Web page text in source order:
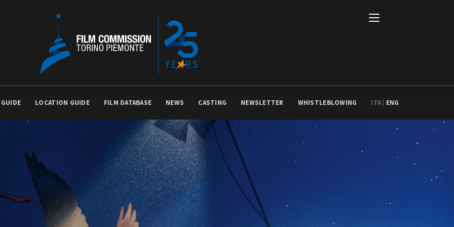
Italiano
PRODUCTION GUIDE
Società di produzione
Strutture di servizio
Professionisti
Attrici-Attori
Beginners
FESTIVAL, MARKETS, AWARDS
International Film Festival Rotterdam
Berlinale Internationalen
Filmfestspiele Berlin
Festival de Cannes
Biografilm Festival - Bio to B Industry
LOCATION GUIDE FILM DATABASE NEWS CASTING NEWSLETTER WHISTLEBLOWING ITA | ENG